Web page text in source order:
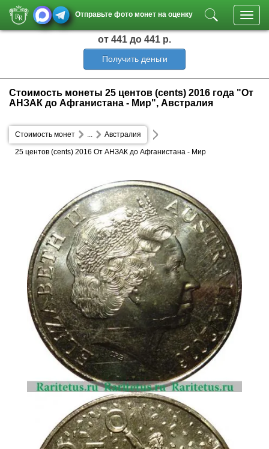
Отправьте фото монет на оценку
от 441 до 441 р.
Получить деньги
Стоимость монеты 25 центов (cents) 2016 года "От
АНЗАК до Афганистана - Мир", Австралия
Стоимость монет Австралия
...
25 центов (cents) 2016 От АНЗАК до Афганистана - Мир